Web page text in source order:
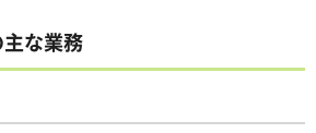
な業務